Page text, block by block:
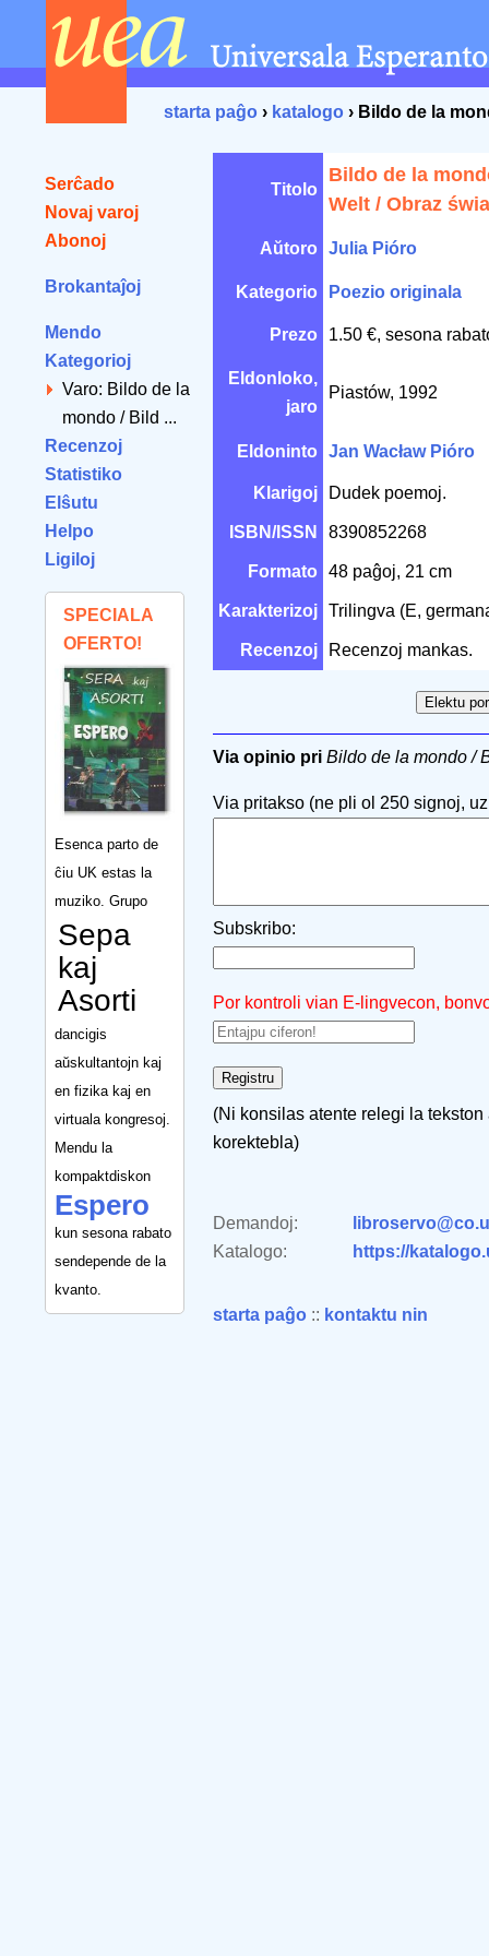
starta paĝo › katalogo › Bildo de la
Serĉado
Novaj varoj
Abonoj
Brokantaĵoj
Mendo
Kategorioj
Varo: Bildo de la
mondo / Bild ...
Recenzoj
Statistiko
Elŝutu
Helpo
Ligiloj
SPECIALA
OFERTO!
Esenca parto de
ĉiu UK estas la
muziko. Grupo
Sepa
kaj
Asorti
dancigis
aŭskultantojn kaj
en fizika kaj en
virtuala kongresoj.
Mendu la
kompaktdiskon
Espero
kun sesona rabato
sendepende de la
kvanto.
Titolo
Bildo de la
Welt / Obraz
Aŭtoro Julia Pióro
Kategorio Poezio originala
Prezo 1.50 €, sesona
Eldonloko,
jaro
Piastów, 1992
Eldoninto Jan Wacław Pióro
Klarigoj Dudek poemoj.
ISBN/ISSN 8390852268
Formato 48 paĝoj, 21 cm
Karakterizoj Trilingva (E,
Recenzoj Recenzoj mankas.
Via opinio pri Bildo de la mondo /
Via pritakso (ne pli ol 250 signoj,
Subskribo:
Por kontroli vian E-lingvecon,
(Ni konsilas atente relegi la
korektebla)
Demandoj:
Katalogo:
https://
starta paĝo :: kontaktu nin